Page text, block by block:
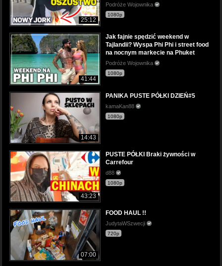
25:12
Podróże Wojownika
1080p
41:44
Jak fajnie spędzić weekend w
Tajlandii? Wyspa Phi Phi i street food
na nocnym markecie na Phuket
Podróże Wojownika
1080p
14:43
PANIKA PUSTE PÓŁKI DZIEŃ#5
kamaKan88
1080p
43:23
PUSTE PÓŁKI Braki żywności w
Carrefour
d88
1080p
07:00
FOOD HAUL !!
JudytaWSzwecji
720p